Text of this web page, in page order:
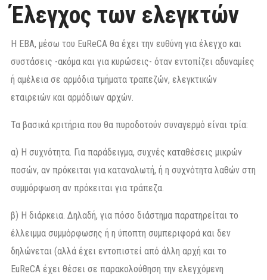
Έλεγχος των ελεγκτών
Η ΕΒΑ, μέσω του EuReCA θα έχει την ευθύνη για έλεγχο και
συστάσεις -ακόμα και για κυρώσεις- όταν εντοπίζει αδυναμίες
ή αμέλεια σε αρμόδια τμήματα τραπεζών, ελεγκτικών
εταιρειών και αρμόδιων αρχών.
Τα βασικά κριτήρια που θα πυροδοτούν συναγερμό είναι τρία:
α) Η συχνότητα. Για παράδειγμα, συχνές καταθέσεις μικρών
ποσών, αν πρόκειται για καταναλωτή, ή η συχνότητα λαθών στη
συμμόρφωση αν πρόκειται για τράπεζα.
β) Η διάρκεια. Δηλαδή, για πόσο διάστημα παρατηρείται το
έλλειμμα συμμόρφωσης ή η ύποπτη συμπεριφορά και δεν
δηλώνεται (αλλά έχει εντοπιστεί από άλλη αρχή και το
EuReCA έχει θέσει σε παρακολούθηση την ελεγχόμενη